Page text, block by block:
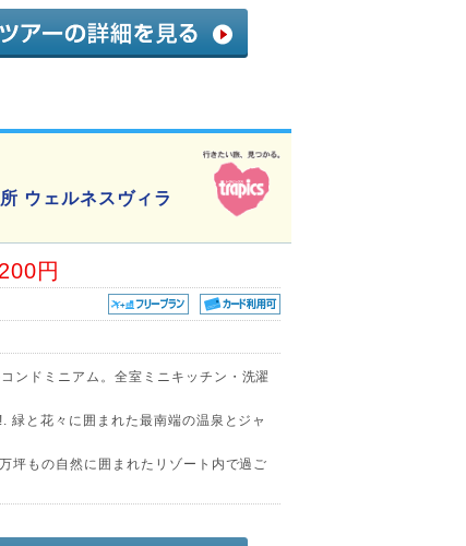
ウェルネスヴィラ
円
ンドミニアム。全室ミニキッチン・洗濯
緑と花々に囲まれた最南端の温泉とジャ
坪もの自然に囲まれたリゾート内で過ご